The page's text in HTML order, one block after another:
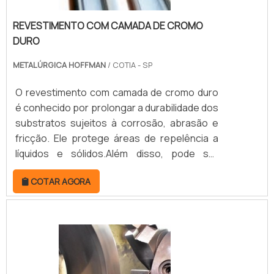
metalização por aspersão para obter
excelentes resultados de qualidade, além de
alcançar um preço acessível.ONDE
POR ASPERSÃO TÉRMICAFundada em 2010, a
de alta qualidade para a indústria. Atuando
com comprometimento e profissionalismo,
preza pelos prazos estipulados para
atender todos os clientes da melhor forma..
REVESTIMENTO COM CAMADA DE CROMO
DURO
METALÚRGICA HOFFMAN / COTIA - SP
O revestimento com camada de cromo duro
é conhecido por prolongar a durabilidade dos
substratos sujeitos à corrosão, abrasão e
fricção. Ele protege áreas de repelência a
líquidos e sólidos.Além disso, pode ser
aplicado em peças novas ou desgastadas,
proporcionando outra qualidade ao produto.
Existem diversas vantagens propiciadas pelo
como: Resistência às altas temperaturas;
Redução do uso de lubrificantes; Resistente
contra o desgaste à corrosão; Não gera
COTAR AGORA